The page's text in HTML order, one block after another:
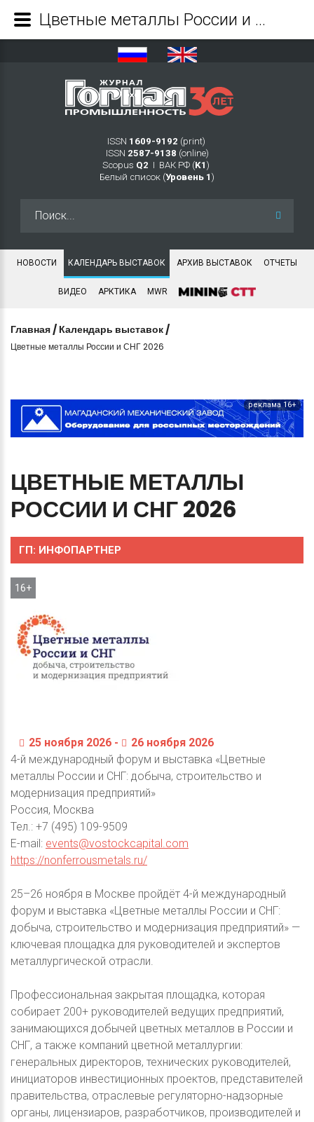
ISSN 1609-9192 (print)
ISSN 2587-9138 (online)
Scopus Q2 Ι ВАК РФ (K1 )
Белый список (Уровень 1 )
НОВОСТИ КАЛЕНДАРЬ ВЫСТАВОК АРХИВ ВЫСТАВОК ОТЧЕТЫ
ВИДЕО АРКТИКА MWR
Главная / Календарь выставок /
Цветные металлы России и СНГ 2026
реклама 16+
ЦВЕТНЫЕ МЕТАЛЛЫ
РОССИИ И СНГ2026
ГП: ИНФОПАРТНЕР
16+
25 ноября 2026 -
26 ноября 2026
4-й международный форум и выставка «Цветные
металлы России и СНГ: добыча, строительство и
модернизация предприятий»
Россия, Москва
Тел.: +7 (495) 109-9509
E-mail: events@vostockcapital.com
https://nonferrousmetals.ru/
25–26 ноября в Москве пройдёт 4-й международный
форум и выставка «Цветные металлы России и СНГ:
добыча, строительство и модернизация предприятий» —
ключевая площадка для руководителей и экспертов
металлургической отрасли.
Профессиональная закрытая площадка, которая
собирает 200+ руководителей ведущих предприятий,
занимающихся добычей цветных металлов в России и
СНГ, а также компаний цветной металлургии:
генеральных директоров, технических руководителей,
инициаторов инвестиционных проектов, представителей
правительства, отраслевые регуляторно-надзорные
органы, лицензиаров, разработчиков, производителей и
Цветные металлы России и СНГ 2026 - Журнал Горная промышленность